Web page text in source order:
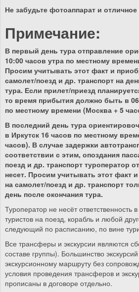
Не забудьте фотоаппарат и
Примечание:
В первый день тура отправление
10:00 часов утра по местному
Просим учитывать этот факт и
самолет/поезд и др. транспорт на
тура. Если прилет/приезд
то время прибытия должно быть в
по местному времени (Москва + 5
В последний день тура
в Иркутск 16 часов по местному
часов). В случае задержки
соответствии с этим, опоздания
поезд и др. транспорт туроператор
несет. Просим учитывать этот факт
на самолет/поезд и др. транспорт
день после окончания тура.
Туроператор не несёт ответственность
туристов на поезд, корабль и любой
следующий по расписанию, по вине
Все трансферы и экскурсии являются
составе группы). Большинство
экскурсионному маршруту без
условия проведения трансферов и
прописаны в договоре отдельно.